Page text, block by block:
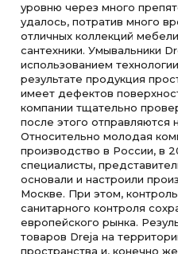
уровню через много
удалось, потратив много
отличных коллекций
сантехники. Умывальники
использованием
результате продукция
имеет дефектов
компании тщательно
после этого отправляются
Относительно молодая
производство в России, в
специалисты,
основали и настроили
Москве. При этом,
санитарного контроля
европейского рынка.
товаров Dreja на
пространства и, конечно